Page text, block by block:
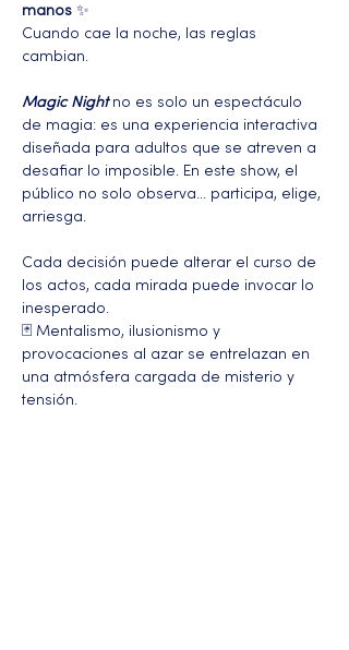
manos ✨
Cuando cae la noche, las reglas
cambian.
Magic Night no es solo un espectáculo
de magia: es una experiencia interactiva
diseñada para adultos que se atreven a
desafiar lo imposible. En este show, el
público no solo observa... participa, elige,
arriesga.
Cada decisión puede alterar el curso de
los actos, cada mirada puede invocar lo
inesperado.
🃏 Mentalismo, ilusionismo y
provocaciones al azar se entrelazan en
una atmósfera cargada de misterio y
tensión.